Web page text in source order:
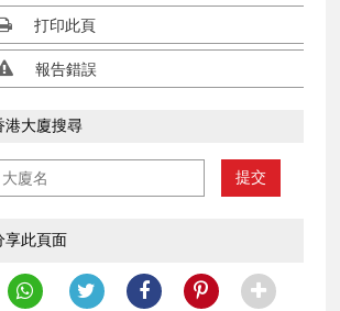
打印此頁
報告錯誤
港大廈搜尋
提交
享此頁面